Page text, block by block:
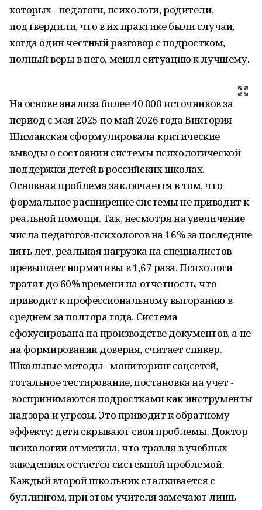
которых - педагоги, психологи, родители,
подтвердили, что в их практике были случаи,
когда один честный разговор с подростком,
полный веры в него, менял ситуацию к лучшему.
На основе анализа более 40 000 источников за
период с мая 2025 по май 2026 года Виктория
Шиманская сформулировала критические
выводы о состоянии системы психологической
поддержки детей в российских школах.
Основная проблема заключается в том, что
формальное расширение системы не приводит к
реальной помощи. Так, несмотря на увеличение
числа педагогов-психологов на 16% за последние
пять лет, реальная нагрузка на специалистов
превышает нормативы в 1,67 раза. Психологи
тратят до 60% времени на отчетность, что
приводит к профессиональному выгоранию в
среднем за полтора года. Система
сфокусирована на производстве документов, а не
на формировании доверия, считает спикер.
Школьные методы - мониторинг соцсетей,
тотальное тестирование, постановка на учет -
воспринимаются подростками как инструменты
надзора и угрозы. Это приводит к обратному
эффекту: дети скрывают свои проблемы. Доктор
психологии отметила, что травля в учебных
заведениях остается системной проблемой.
Каждый второй школьник сталкивается с
буллингом, при этом учителя замечают лишь